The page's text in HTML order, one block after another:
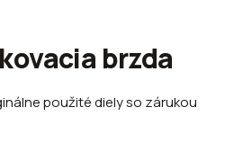
brzda
použité diely so zárukou